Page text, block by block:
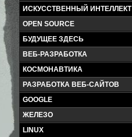
ИСКУССТВЕННЫЙ ИНТЕЛЛЕКТ
OPEN SOURCE
БУДУЩЕЕ ЗДЕСЬ
ВЕБ-РАЗРАБОТКА
КОСМОНАВТИКА
РАЗРАБОТКА ВЕБ-САЙТОВ
GOOGLE
ЖЕЛЕЗО
LINUX